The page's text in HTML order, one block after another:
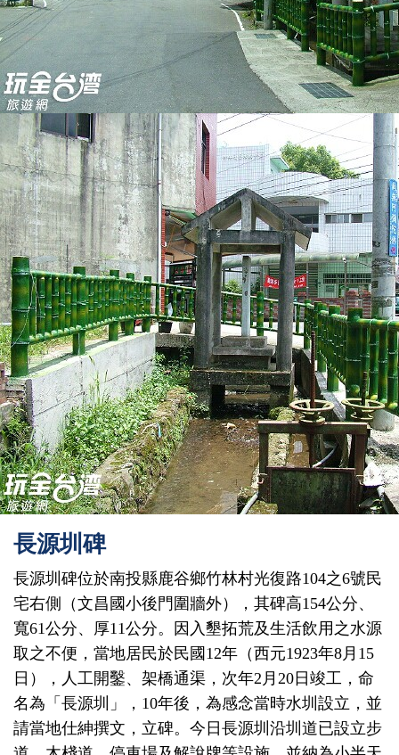
長源圳碑
長源圳碑位於南投縣鹿谷鄉竹林村光復路104之6號民
宅右側（文昌國小後門圍牆外），其碑高154公分、
寬61公分、厚11公分。因入墾拓荒及生活飲用之水源
取之不便，當地居民於民國12年（西元1923年8月15
日），人工開鑿、架橋通渠，次年2月20日竣工，命
名為「長源圳」，10年後，為感念當時水圳設立，並
請當地仕紳撰文，立碑。今日長源圳沿圳道已設立步